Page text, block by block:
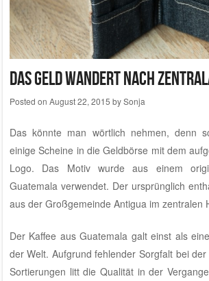
Das Geld wandert nach
Posted on August 22, 2015 bySonja
Das könnte man wörtlich nehmen, denn
einige Scheine in die Geldbörse mit dem
Logo. Das Motiv wurde aus einem
Guatemala verwendet. Der ursprünglich
aus der Großgemeinde Antigua im zentralen
Der Kaffee aus Guatemala galt einst als
der Welt. Aufgrund fehlender Sorgfalt bei
Sortierungen litt die Qualität in der